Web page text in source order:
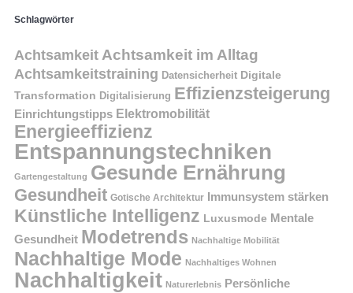
Schlagwörter
Achtsamkeit Achtsamkeit im Alltag
Achtsamkeitstraining Datensicherheit Digitale
Transformation Digitalisierung Effizienzsteigerung
Einrichtungstipps Elektromobilität
Energieeffizienz
Entspannungstechniken
Gartengestaltung Gesunde Ernährung
Gesundheit Gotische Architektur Immunsystem stärken
Künstliche Intelligenz Luxusmode Mentale
Gesundheit Modetrends Nachhaltige Mobilität
Nachhaltige Mode Nachhaltiges Wohnen
Nachhaltigkeit Naturerlebnis Persönliche